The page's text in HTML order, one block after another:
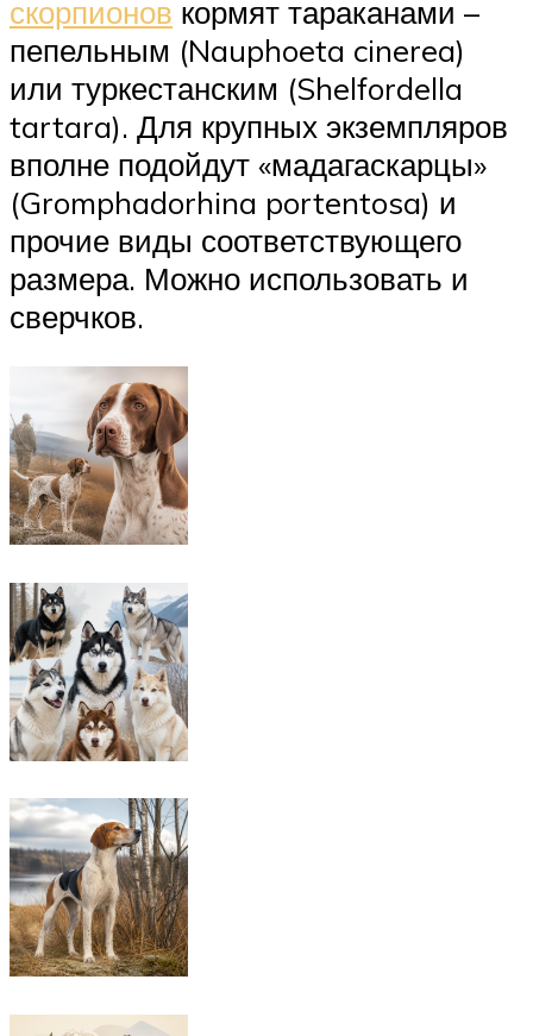
скорпионов кормят тараканами –
пепельным (Nauphoeta cinerea)
или туркестанским (Shelfordella
tartara). Для крупных экземпляров
вполне подойдут «мадагаскарцы»
(Gromphadorhina portentosa) и
прочие виды соответствующего
размера. Можно использовать и
сверчков.